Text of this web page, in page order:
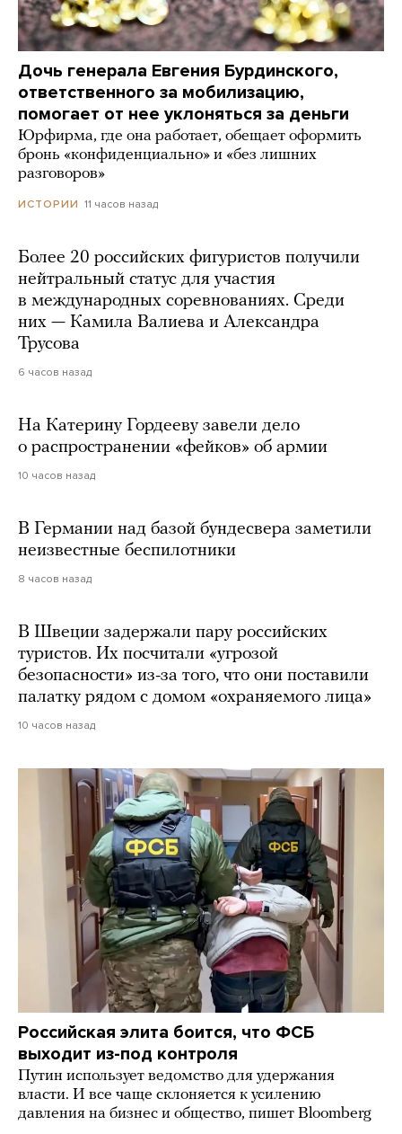
Дочь генерала Евгения Бурдинского,
ответственного за мобилизацию,
помогает от нее уклоняться за деньги
Юрфирма, где она работает, обещает оформить
бронь «конфиденциально» и «без лишних
разговоров»
ИСТОРИИ 11 часов назад
Более 20 российских фигуристов получили
нейтральный статус для участия
в международных соревнованиях. Среди
них — Камила Валиева и Александра
Трусова
6 часов назад
На Катерину Гордееву завели дело
о распространении «фейков» об армии
10 часов назад
В Германии над базой бундесвера заметили
неизвестные беспилотники
8 часов назад
В Швеции задержали пару российских
туристов. Их посчитали «угрозой
безопасности» из-за того, что они поставили
палатку рядом с домом «охраняемого лица»
10 часов назад
Российская элита боится, что ФСБ
выходит из-под контроля
Путин использует ведомство для удержания
власти. И все чаще склоняется к усилению
давления на бизнес и общество, пишет Bloomberg